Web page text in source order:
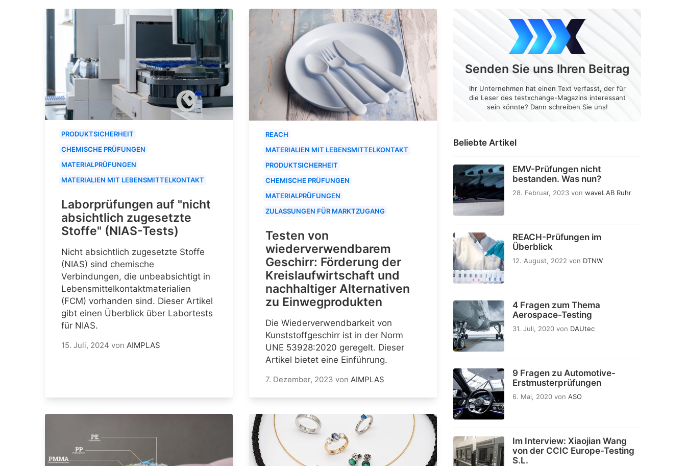
Beliebte Artikel
EMV-Prüfungen nicht
bestanden. Was nun?
28. Februar, 2023 von waveLAB Ruhr
REACH-Prüfungen im
Überblick
12. August, 2022 von DTNW
4 Fragen zum Thema
Aerospace-Testing
31. Juli, 2020 von DAUtec
9 Fragen zu Automotive-
Erstmusterprüfungen
6. Mai, 2020 von ASO
Im Interview: Xiaojian Wang
von der CCIC Europe-Testing
S.L.
Senden Sie uns Ihren Beitrag
Ihr Unternehmen hat einen Text verfasst, der für
die Leser des testxchange-Magazins interessant
sein könnte? Dann schreiben Sie uns!
PRODUKTSICHERHEIT
CHEMISCHE PRÜFUNGEN
MATERIALPRÜFUNGEN
MATERIALIEN MIT LEBENSMITTELKONTAKT
Laborprüfungen auf "nicht
absichtlich zugesetzte
Stoffe" (NIAS-Tests)
Nicht absichtlich zugesetzte Stoffe
(NIAS) sind chemische
Verbindungen, die unbeabsichtigt in
Lebensmittelkontaktmaterialien
(FCM) vorhanden sind. Dieser Artikel
gibt einen Überblick über Labortests
für NIAS.
15. Juli, 2024 von AIMPLAS
REACH
MATERIALIEN MIT LEBENSMITTELKONTAKT
PRODUKTSICHERHEIT
CHEMISCHE PRÜFUNGEN
MATERIALPRÜFUNGEN
ZULASSUNGEN FÜR MARKTZUGANG
Testen von
wiederverwendbarem
Geschirr: Förderung der
Kreislaufwirtschaft und
nachhaltiger Alternativen
zu Einwegprodukten
Die Wiederverwendbarkeit von
Kunststoffgeschirr ist in der Norm
UNE 53928:2020 geregelt. Dieser
Artikel bietet eine Einführung.
7. Dezember, 2023 von AIMPLAS